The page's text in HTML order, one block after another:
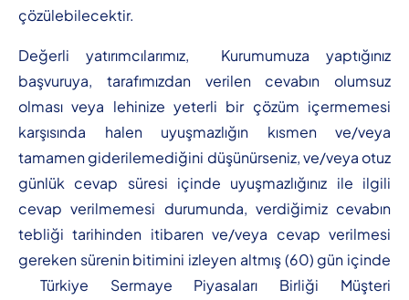
çözülebilecektir.
Değerli yatırımcılarımız, Kurumumuza yaptığınız
başvuruya, tarafımızdan verilen cevabın olumsuz
olması veya lehinize yeterli bir çözüm içermemesi
karşısında halen uyuşmazlığın kısmen ve/veya
tamamen giderilemediğini düşünürseniz, ve/veya otuz
günlük cevap süresi içinde uyuşmazlığınız ile ilgili
cevap verilmemesi durumunda, verdiğimiz cevabın
tebliği tarihinden itibaren ve/veya cevap verilmesi
gereken sürenin bitimini izleyen altmış (60) gün içinde
Türkiye Sermaye Piyasaları Birliği Müşteri